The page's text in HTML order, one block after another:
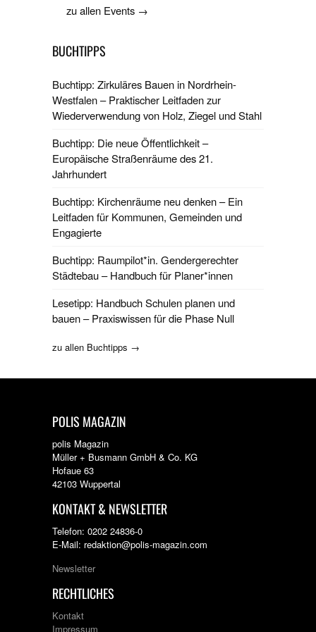
zu allen Events →
BUCHTIPPS
Buchtipp: Zirkuläres Bauen in Nordrhein-
Westfalen – Praktischer Leitfaden zur
Wiederverwendung von Holz, Ziegel und Stahl
Buchtipp: Die neue Öffentlichkeit –
Europäische Straßenräume des 21.
Jahrhundert
Buchtipp: Kirchenräume neu denken – Ein
Leitfaden für Kommunen, Gemeinden und
Engagierte
Buchtipp: Raumpilot*in. Gendergerechter
Städtebau – Handbuch für Planer*innen
Lesetipp: Handbuch Schulen planen und
bauen – Praxiswissen für die Phase Null
zu allen Buchtipps →
POLIS MAGAZIN
polis Magazin
Müller + Busmann GmbH & Co. KG
Hofaue 63
42103 Wuppertal
KONTAKT & NEWSLETTER
Telefon: 0202 24836-0
E-Mail: redaktion@polis-magazin.com
Newsletter
RECHTLICHES
Kontakt
Impressum